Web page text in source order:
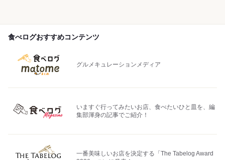
食べログおすすめコンテンツ
グルメキュレーションメディア
いますぐ行ってみたいお店、食べたいひと皿を、編
集部渾身の記事でご紹介！
一番美味しいお店を決定する「The Tabelog Award